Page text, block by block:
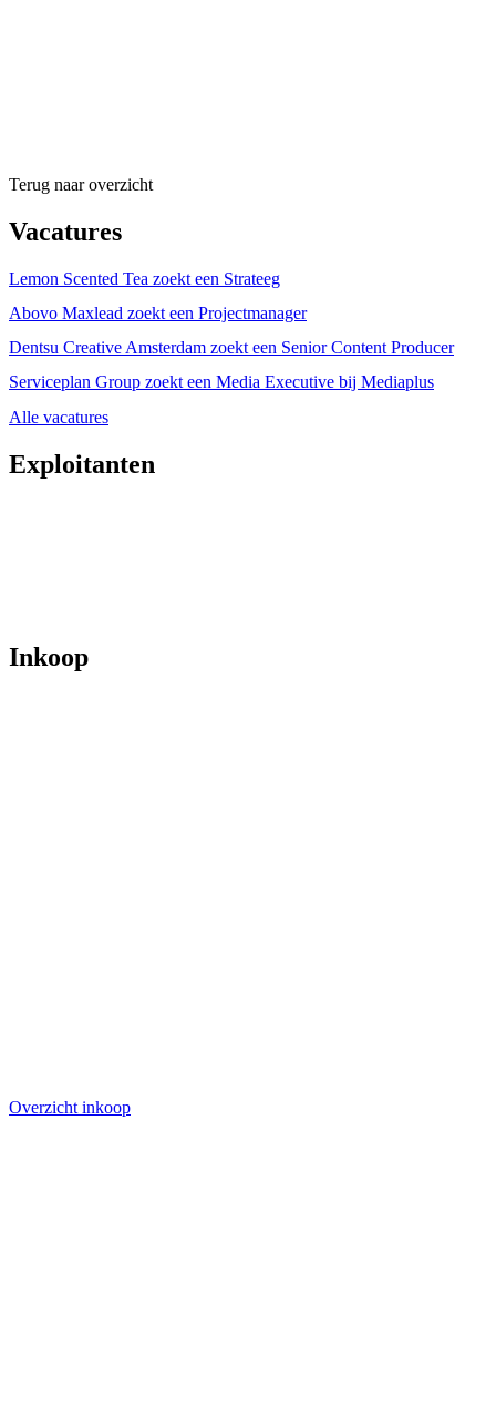
Terug naar overzicht
Vacatures
Lemon Scented Tea zoekt een Strateeg
Abovo Maxlead zoekt een Projectmanager
Dentsu Creative Amsterdam zoekt een Senior Content Producer
Serviceplan Group zoekt een Media Executive bij Mediaplus
Alle vacatures
Exploitanten
Inkoop
Overzicht inkoop